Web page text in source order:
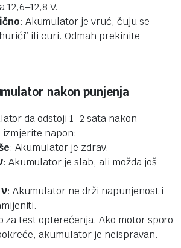
V.
: Akumulator je vruć, čuju se
ili curi. Odmah prekinite
nakon punjenja
da odstoji 1–2 sata nakon
napon:
: Akumulator je zdrav.
: Akumulator je slab, ali možda još
: Akumulator ne drži napunjenost i
za test opterećenja. Ako motor sporo
akumulator je neispravan.